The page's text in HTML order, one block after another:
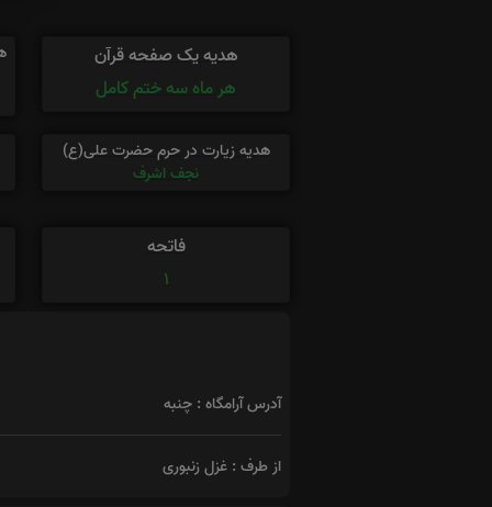
هدیه یک صفحه قرآن
هر ماه سه ختم کامل
هدیه زیارت در حرم حضرت علی(ع)
نجف اشرف
فاتحه
1
آدرس آرامگاه : چنبه
از طرف : غزل زنبوری